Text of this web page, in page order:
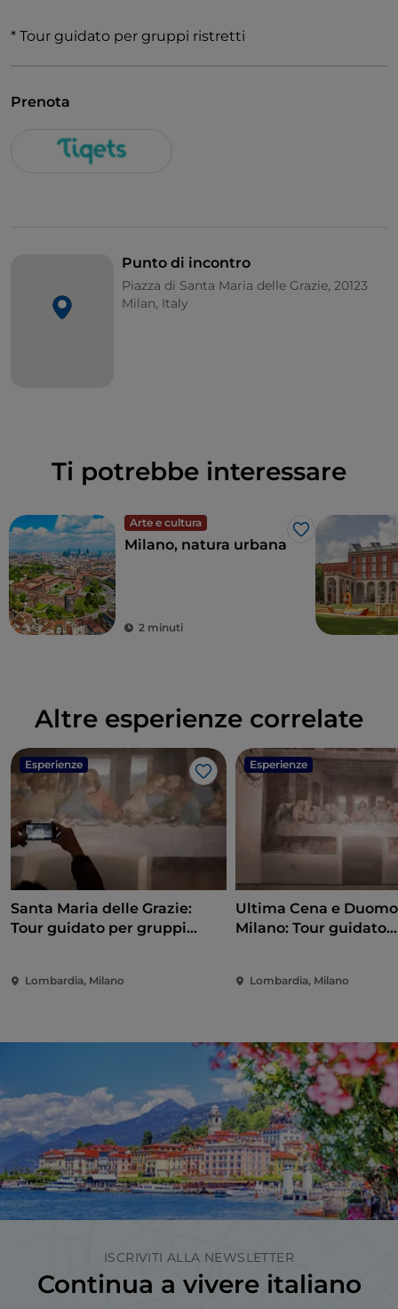
* Tour guidato per gruppi ristretti
Prenota
Punto di incontro
Piazza di Santa Maria delle Grazie, 20123
Milan, Italy
Ti potrebbe interessare
Arte e cultura
Like
Milano, natura urbana
2 minuti
Altre esperienze correlate
Esperienze
Like
Santa Maria delle Grazie:
Tour guidato per gruppi
Lombardia, Milano
Esperienze
Ultima Cena e
Milano: Tour guidato
Lombardia, Milano
ISCRIVITI ALLA NEWSLETTER
Continua a vivere italiano